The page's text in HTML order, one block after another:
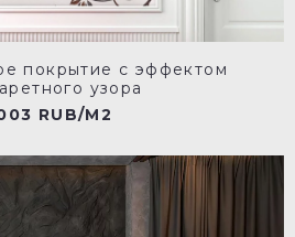
покрытие с эффектом
узора
RUB/M2